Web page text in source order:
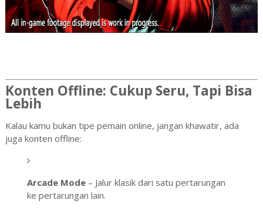
Konten Offline: Cukup Seru, Tapi Bisa
Lebih
Kalau kamu bukan tipe pemain online, jangan khawatir, ada
juga konten offline:
Arcade Mode – Jalur klasik dari satu pertarungan
ke pertarungan lain.